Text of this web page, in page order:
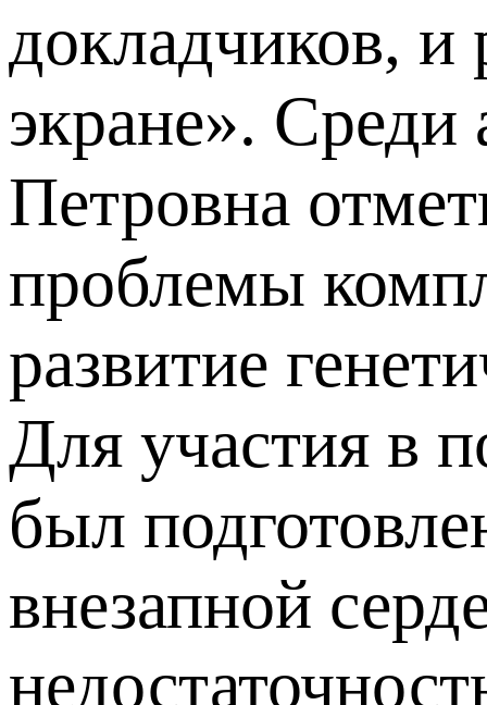
докладчиков, и
экране». Среди
Петровна
проблемы
развитие
Для участия в
был
внезапной